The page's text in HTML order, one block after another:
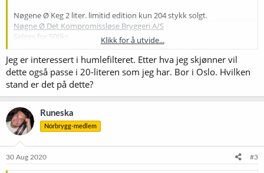
Nøgene Ø Keg 2 liter. limitid edition kun 204 stykk solgt.
Nøgne Ø Det Kompromissløse Bryggeri A/S
Selges for 500kr.
Blichmann konisk gjærings tank, 53L NPT.
Kjøpt i 2015, kun brukt få ganger. Max 5 ganger.
Blichmann konisk Gjærtank 54 liter NPT
Selges for 6000kr
Ombygd tilpasset kjøleskap til Blichmann.
Det er innebygd varme element + omluftsvifte. Selges uten STC1000.
Selges for 1000kr
Hjemmelaget motstrøms kjøler.
Selges for 250kr
Klikk for å utvide...
Jeg er interessert i humlefilteret. Etter hva jeg skjønner vil
dette også passe i 20-literen som jeg har. Bor i Oslo. Hvilken
stand er det på dette?
Runeska
Norbrygg-medlem
30 Aug 2020 #3